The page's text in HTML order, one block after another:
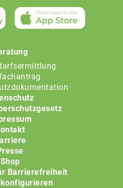
Shop
Barrierefreiheit